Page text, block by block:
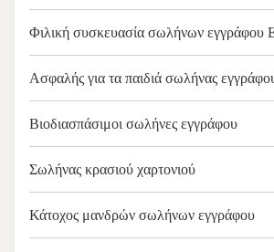
Φιλική συσκευασία σωλήνων εγγράφου
Ασφαλής για τα παιδιά σωλήνας
Βιοδιασπάσιμοι σωλήνες εγγράφου
Σωλήνας κρασιού χαρτονιού
Κάτοχος μανδρών σωλήνων εγγράφου